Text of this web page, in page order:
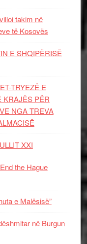
takim në
të Kosovës
E SHQIPËRISË
TRYEZË E
KRAJËS PËR
NGA TREVA
XXI
the Hague
e Malësisë”
në Burgun